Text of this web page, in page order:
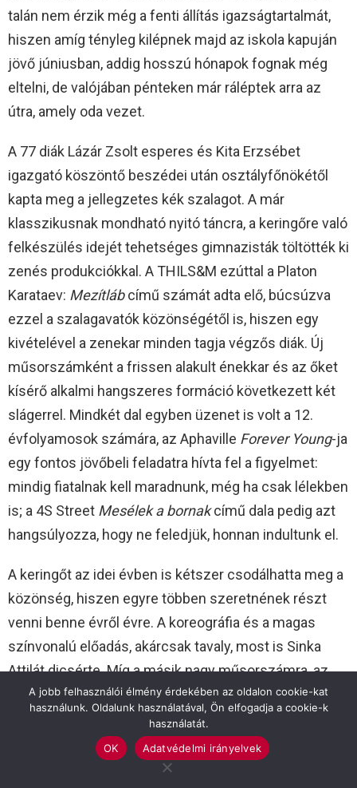
talán nem érzik még a fenti állítás igazságtartalmát,
hiszen amíg tényleg kilépnek majd az iskola kapuján
jövő júniusban, addig hosszú hónapok fognak még
eltelni, de valójában pénteken már ráléptek arra az
útra, amely oda vezet.
A 77 diák Lázár Zsolt esperes és Kita Erzsébet
igazgató köszöntő beszédei után osztályfőnökétől
kapta meg a jellegzetes kék szalagot. A már
klasszikusnak mondható nyitó táncra, a keringőre való
felkészülés idejét tehetséges gimnazisták töltötték ki
zenés produkciókkal. A THILS&M ezúttal a Platon
Karataev: Mezítlábcímű számát adta elő, búcsúzva
ezzel a szalagavatók közönségétől is, hiszen egy
kivételével a zenekar minden tagja végzős diák. Új
műsorszámként a frissen alakult énekkar és az őket
kísérő alkalmi hangszeres formáció következett két
slágerrel. Mindkét dal egyben üzenet is volt a 12.
évfolyamosok számára, az Aphaville Forever Young-ja
egy fontos jövőbeli feladatra hívta fel a figyelmet:
mindig fiatalnak kell maradnunk, még ha csak lélekben
is; a 4S Street Mesélek a bornakcímű dala pedig azt
hangsúlyozza, hogy ne feledjük, honnan indultunk el.
A keringőt az idei évben is kétszer csodálhatta meg a
közönség, hiszen egyre többen szeretnének részt
venni benne évről évre. A koreográfia és a magas
színvonalú előadás, akárcsak tavaly, most is Sinka
Attilát dicsérte. Míg a másik nagy műsorszámra, az
osztálytáncokra készültek fel az immár szalagos
gimnazisták, addig újabb műsorblokk következett a
küzdőtéren. Elsőként Iváncsó Viola tanítványai, Erdei
Máté és Lázár Benjámin zongoráztak, utánuk pedig
A jobb felhasználói élmény érdekében az oldalon cookie-kat
használunk. Oldalunk használatával, Ön elfogadja a cookie-k
használatát.
OK
Adatvédelmi irányelvek